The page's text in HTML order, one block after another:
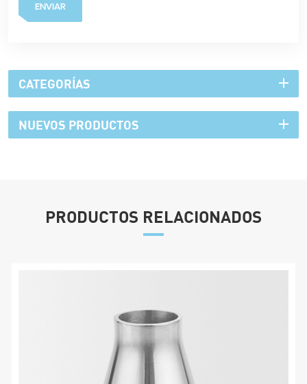
ENVIAR
CATEGORÍAS
NUEVOS PRODUCTOS
PRODUCTOS RELACIONADOS